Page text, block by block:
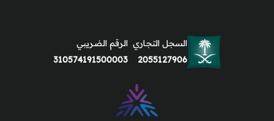
السجل التجاري
2055127906
الرقم الضريبي
310574191500003